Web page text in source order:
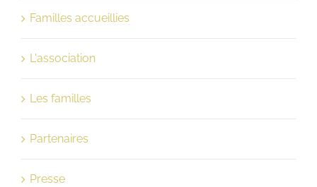
Familles accueillies
L'association
Les familles
Partenaires
Presse